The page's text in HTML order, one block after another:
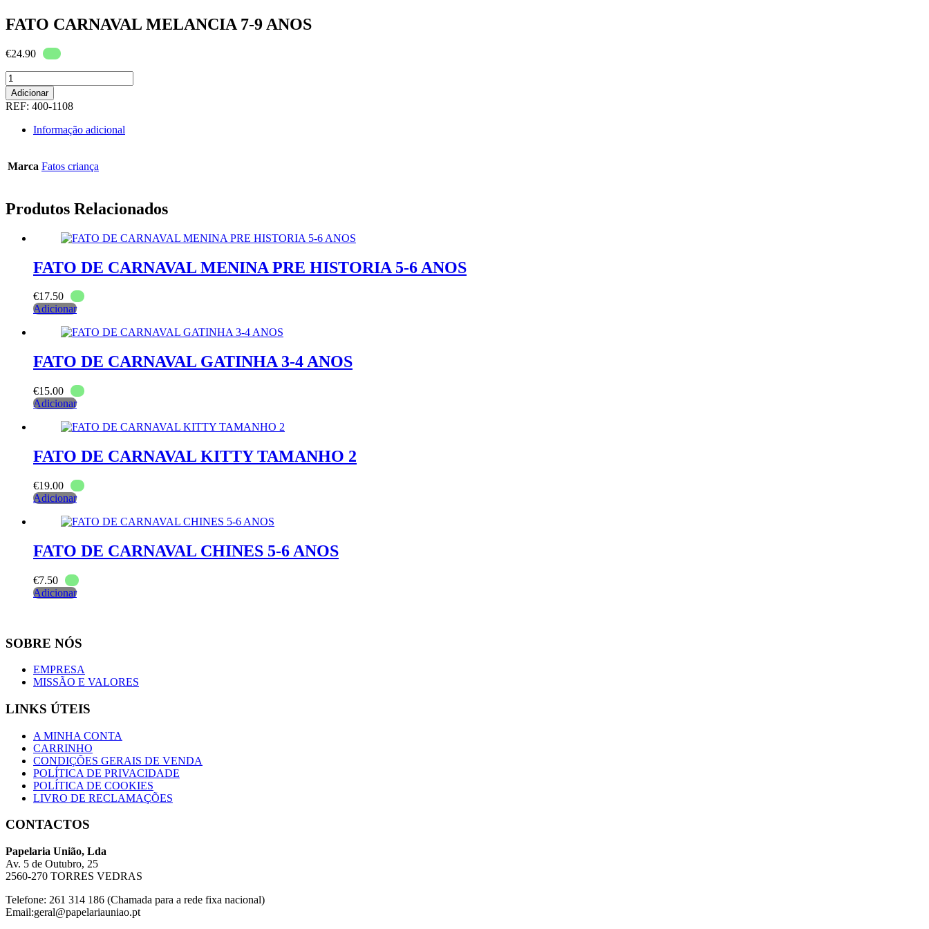
FATO CARNAVAL MELANCIA 7-9 ANOS
€24.90
Quantidade
de
FATO
CARNAVAL
MELANCIA
ANOS
Adicionar
REF: 400-1108
Informação adicional
Marca Fatos criança
Produtos Relacionados
FATO DE CARNAVAL MENINA PRE HISTORIA 5-6 ANOS
€17.50
Adicionar
FATO DE CARNAVAL GATINHA 3-4 ANOS
€15.00
Adicionar
FATO DE CARNAVAL KITTY TAMANHO 2
€19.00
Adicionar
FATO DE CARNAVAL CHINES 5-6 ANOS
€7.50
Adicionar
SOBRE NÓS
EMPRESA
MISSÃO E VALORES
LINKS ÚTEIS
A MINHA CONTA
CARRINHO
CONDIÇÕES GERAIS DE VENDA
POLÍTICA DE PRIVACIDADE
POLÍTICA DE COOKIES
LIVRO DE RECLAMAÇÕES
CONTACTOS
Papelaria União, Lda
Av. 5 de Outubro, 25
2560-270 TORRES VEDRAS
Telefone: 261 314 186 (Chamada para a rede fixa nacional)
Email:geral@papelariauniao.pt